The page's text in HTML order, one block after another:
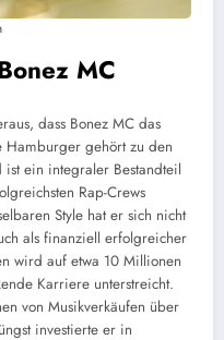
MC
dass Bonez MC das
Hamburger gehört zu den
ist ein integraler Bestandteil
Rap-Crews
Style hat er sich nicht
als finanziell erfolgreicher
wird auf etwa 10 Millionen
Karriere unterstreicht.
von Musikverkäufen über
investierte er in